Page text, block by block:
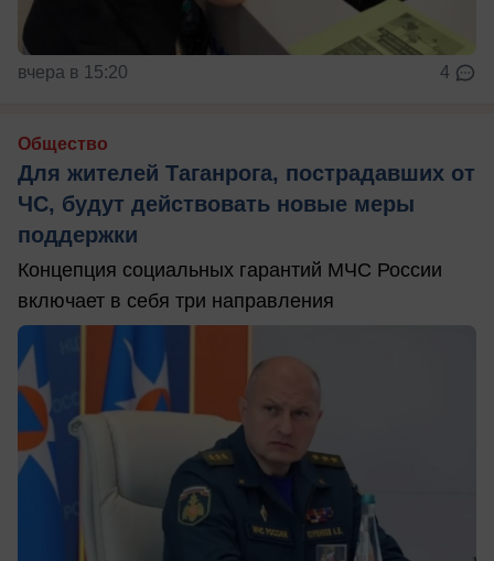
вчера в 15:20 4
Общество
Для жителей Таганрога, пострадавших от
ЧС, будут действовать новые меры
поддержки
Концепция социальных гарантий МЧС России
включает в себя три направления